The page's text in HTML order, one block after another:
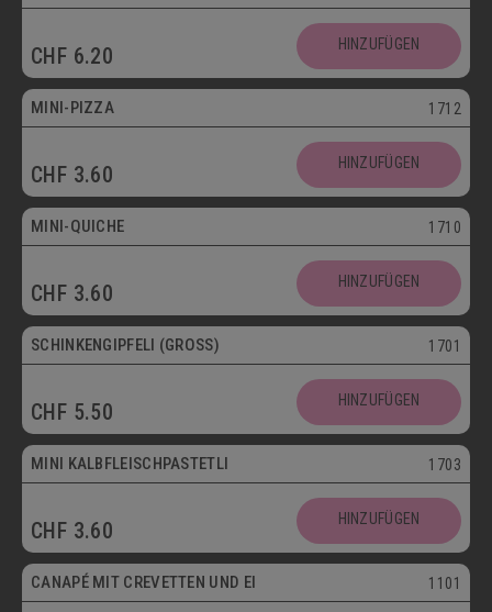
CHF 6.20 HINZUFÜGEN
Mini
MINI-PIZZA 1712
CHF 3.60 HINZUFÜGEN
Mini
MINI-QUICHE 1710
CHF 3.60 HINZUFÜGEN
SCHINKENGIPFELI (GROSS) 1701
CHF 5.50 HINZUFÜGEN
Mini
MINI KALBFLEISCHPASTETLI 1703
CHF 3.60 HINZUFÜGEN
CANAPÉ MIT CREVETTEN UND EI 1101